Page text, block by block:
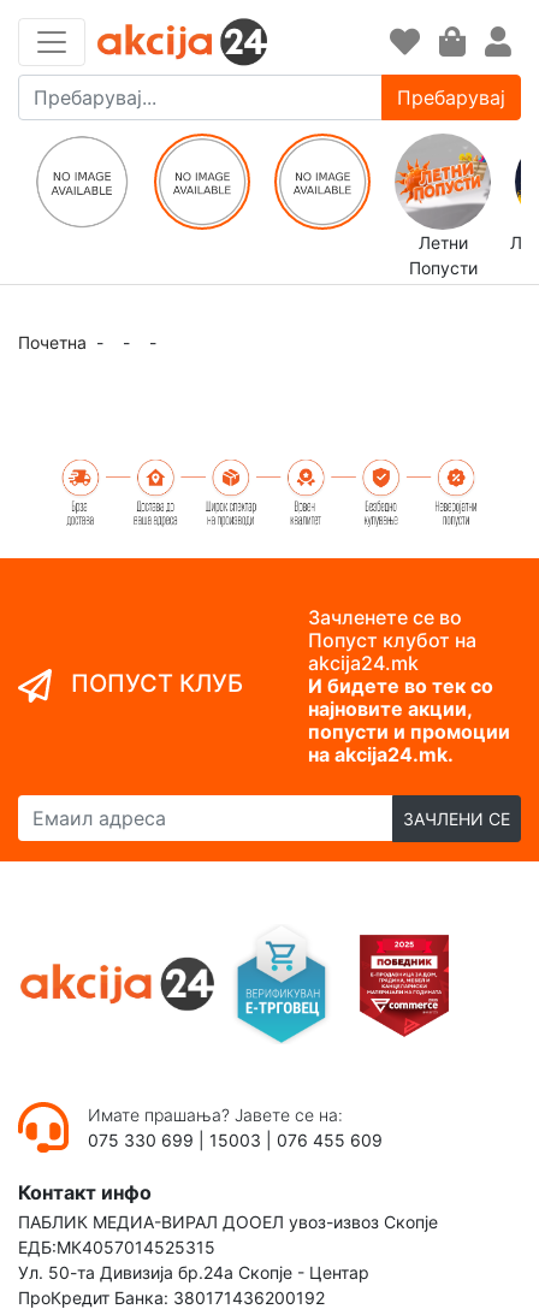
Пребарувај
Летни
Попусти
Почетна - - -
ПОПУСТ КЛУБ
Зачленете се во
Попуст клубот на
akcija24.mk
И бидете во тек со
најновите акции,
попусти и промоции
на akcija24.mk.
Емаил адреса
ЗАЧЛЕНИ СЕ
Имате прашања? Јавете се на:
075 330 699
15003 076 455 609
Контакт инфо
ПАБЛИК МЕДИА-ВИРАЛ ДООЕЛ увоз-извоз Скопје
ЕДБ:МК4057014525315
Ул. 50-та Дивизија бр.24а Скопје - Центар
ПроКредит Банка: 380171436200192